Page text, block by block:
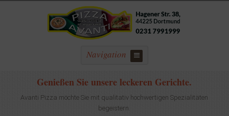
Navigation
Genießen Sie unsere leckeren Gerichte.
Avanti Pizza möchte Sie mit qualitativ hochwertigen Spezialitäten
begeistern.